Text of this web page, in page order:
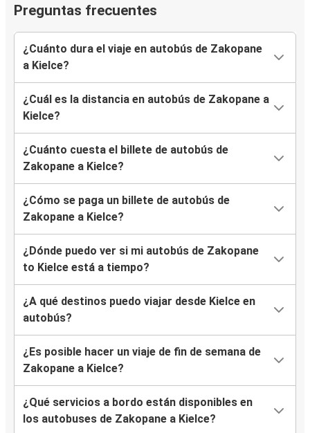
Preguntas frecuentes
¿Cuánto dura el viaje en autobús de Zakopane
a Kielce?
¿Cuál es la distancia en autobús de Zakopane a
Kielce?
¿Cuánto cuesta el billete de autobús de
Zakopane a Kielce?
¿Cómo se paga un billete de autobús de
Zakopane a Kielce?
¿Dónde puedo ver si mi autobús de Zakopane
to Kielce está a tiempo?
¿A qué destinos puedo viajar desde Kielce en
autobús?
¿Es posible hacer un viaje de fin de semana de
Zakopane a Kielce?
¿Qué servicios a bordo están disponibles en
los autobuses de Zakopane a Kielce?